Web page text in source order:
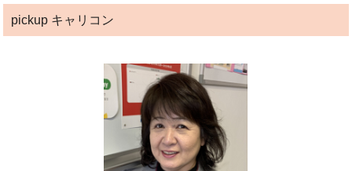
pickup キャリコン